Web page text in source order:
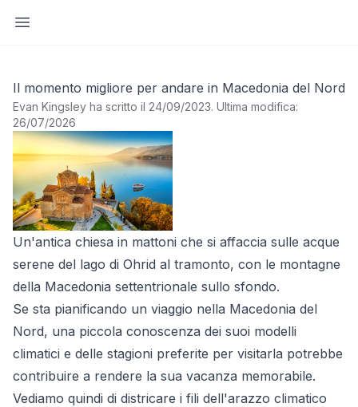
Apri barra laterale
Il momento migliore per andare in Macedonia del Nord
Evan Kingsley ha scritto il 24/09/2023. Ultima modifica:
26/07/2026
Un'antica chiesa in mattoni che si affaccia sulle acque
serene del lago di Ohrid al tramonto, con le montagne
della Macedonia settentrionale sullo sfondo.
Se sta pianificando un viaggio nella Macedonia del
Nord, una piccola conoscenza dei suoi modelli
climatici e delle stagioni preferite per visitarla potrebbe
contribuire a rendere la sua vacanza memorabile.
Vediamo quindi di districare i fili dell'arazzo climatico